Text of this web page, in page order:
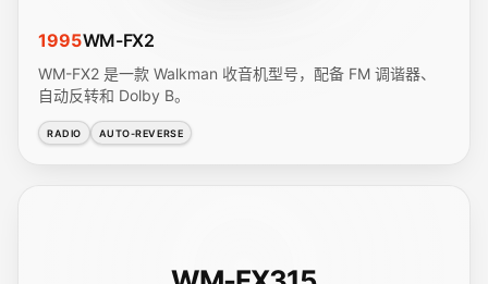
1995WM-FX2
WM-FX2 是一款 Walkman 收音机型号，配备 FM 调谐器、
自动反转和 Dolby B。
RADIO AUTO-REVERSE